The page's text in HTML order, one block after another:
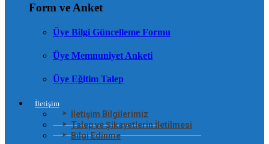
Form ve Anket
Üye Bilgi Güncelleme Formu
Üye Memnuniyet Anketi
Üye Eğitim Talep
İletişim
İletişim Bilgilerimiz
Talep ve Şikayetlerin İletilmesi
Bilgi Edinme